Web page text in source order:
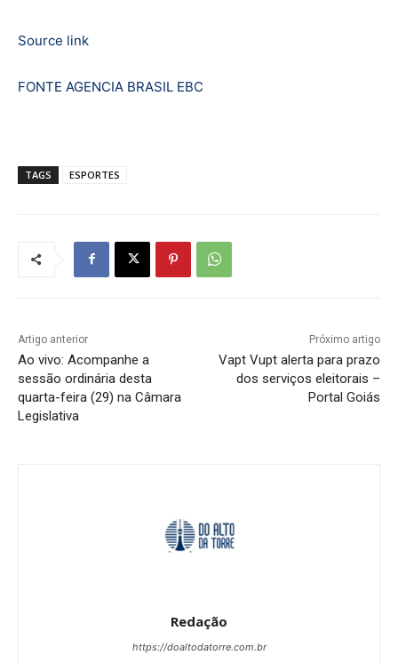
Source link
FONTE AGENCIA BRASIL EBC
TAGS ESPORTES
Artigo anterior
Ao vivo: Acompanhe a
sessão ordinária desta
quarta-feira (29) na Câmara
Legislativa
Próximo artigo
Vapt Vupt alerta para prazo
dos serviços eleitorais –
Portal Goiás
Redação
https://doaltodatorre.com.br